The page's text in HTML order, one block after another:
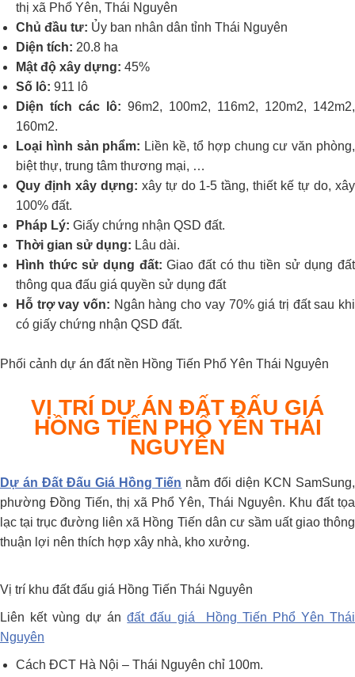
thị xã Phổ Yên, Thái Nguyên
Chủ đầu tư: Ủy ban nhân dân tỉnh Thái Nguyên
Diện tích: 20.8 ha
Mật độ xây dựng: 45%
Số lô: 911 lô
Diện tích các lô: 96m2, 100m2, 116m2, 120m2, 142m2,
160m2.
Loại hình sản phẩm: Liền kề, tổ hợp chung cư văn phòng,
biệt thự, trung tâm thương mại, …
Quy định xây dựng: xây tự do 1-5 tầng, thiết kế tự do, xây
100% đất.
Pháp Lý: Giấy chứng nhận QSD đất.
Thời gian sử dụng: Lâu dài.
Hình thức sử dụng đất: Giao đất có thu tiền sử dụng đất
thông qua đấu giá quyền sử dụng đất
Hỗ trợ vay vốn: Ngân hàng cho vay 70% giá trị đất sau khi
có giấy chứng nhận QSD đất.
Phối cảnh dự án đất nền Hồng Tiến Phổ Yên Thái Nguyên
VỊ TRÍ DỰ ÁN ĐẤT ĐẤU GIÁ
HỒNG TIẾN PHỔ YÊN THÁI
NGUYÊN
Dự án Đất Đấu Giá Hồng Tiến nằm đối diện KCN SamSung,
phường Đồng Tiến, thị xã Phổ Yên, Thái Nguyên. Khu đất tọa
lạc tại trục đường liên xã Hồng Tiến dân cư sầm uất giao thông
thuận lợi nên thích hợp xây nhà, kho xưởng.
Vị trí khu đất đấu giá Hồng Tiến Thái Nguyên
Liên kết vùng dự ánđất đấu giá Hồng Tiến Phổ Yên Thái
Nguyên
Cách ĐCT Hà Nội – Thái Nguyên chỉ 100m.